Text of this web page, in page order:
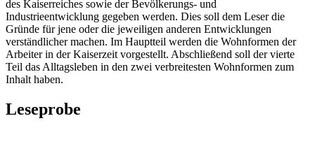
des Kaiserreiches sowie der Bevölkerungs- und
Industrieentwicklung gegeben werden. Dies soll dem Leser die
Gründe für jene oder die jeweiligen anderen Entwicklungen
verständlicher machen. Im Hauptteil werden die Wohnformen der
Arbeiter in der Kaiserzeit vorgestellt. Abschließend soll der vierte
Teil das Alltagsleben in den zwei verbreitesten Wohnformen zum
Inhalt haben.
Leseprobe